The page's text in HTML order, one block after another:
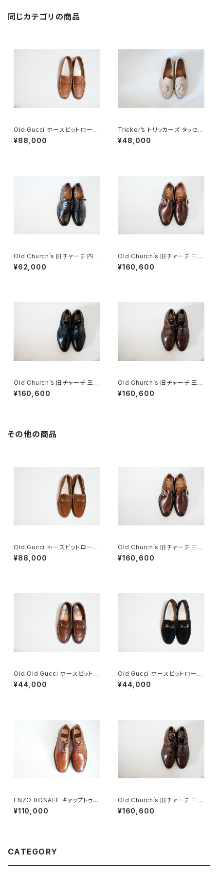
同じカテゴリの商品
Old Gucci ホースビットローフ
ァー 38.5C tan ほぼDeadsto
ck
¥88,000
Tricker’s トリッカーズ タッセル
ローファー 5.5-4 スエード
¥48,000
Old Church’s 旧チャーチ 四都
市 キャップトウ 65G
¥62,000
Old Church’s 旧チャーチ 三都
市 WESTBURY 65G DEADS
TOCK
¥160,600
Old Church’s 旧チャーチ 三都
市 HICKSTEAD 65G DEADS
TOCK
¥160,600
Old Church’s 旧チャーチ 三都
市 HICKSTEAD 65G DEADS
TOCK
¥160,600
その他の商品
Old Gucci ホースビットローフ
ァー 5.5B DEADSTOCK Bro
wn Suede
¥88,000
Old Church’s 旧チャーチ 三都
市 WESTBURY 65G DEADS
TOCK
¥160,600
Old Old Gucci ホースビットロ
ーファー 36C BRラバーソール
¥44,000
Old Gucci ホースビットローフ
ァー 37C BK Suede
¥44,000
ENZO BONAFE キャップトゥ 4
4 DEADSTOCK
¥110,000
Old Church’s 旧チャーチ 三都
市 HICKSTEAD 65G DEADS
TOCK
¥160,600
CATEGORY